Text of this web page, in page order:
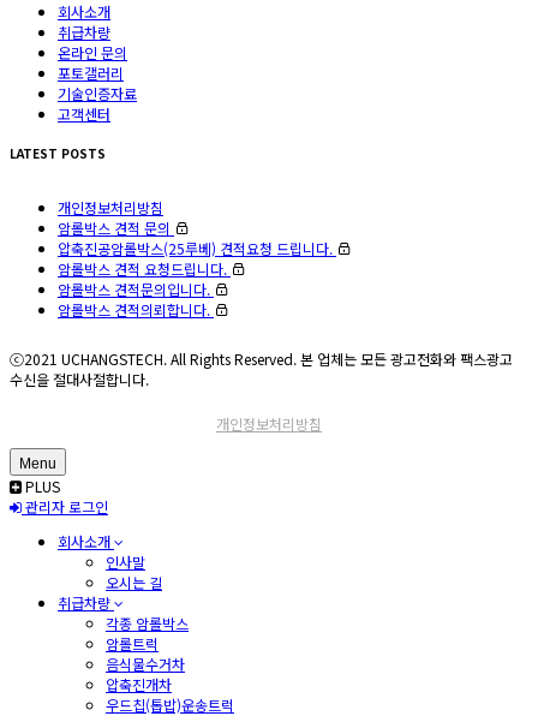
회사소개
취급차량
온라인 문의
포토갤러리
기술인증자료
고객센터
LATEST POSTS
개인정보처리방침
암롤박스 견적 문의
압축진공암롤박스(25루베) 견적요청 드립니다.
암롤박스 견적 요청드립니다.
암롤박스 견적문의입니다.
암롤박스 견적의뢰합니다.
ⓒ2021 UCHANGSTECH. All Rights Reserved. 본 업체는 모든 광고전화와 팩스광고
수신을 절대사절합니다.
개인정보처리방침
Menu
PLUS
관리자 로그인
회사소개
인사말
오시는 길
취급차량
각종 암롤박스
암롤트럭
음식물수거차
압축진개차
우드칩(톱밥)운송트럭